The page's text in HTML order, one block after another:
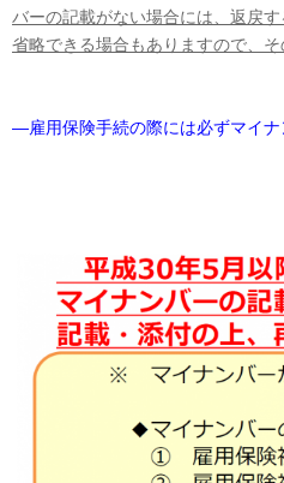
バーの記載がない場合には、返戻す
省略できる場合もありますので、
―雇用保険手続の際には必ずマイ